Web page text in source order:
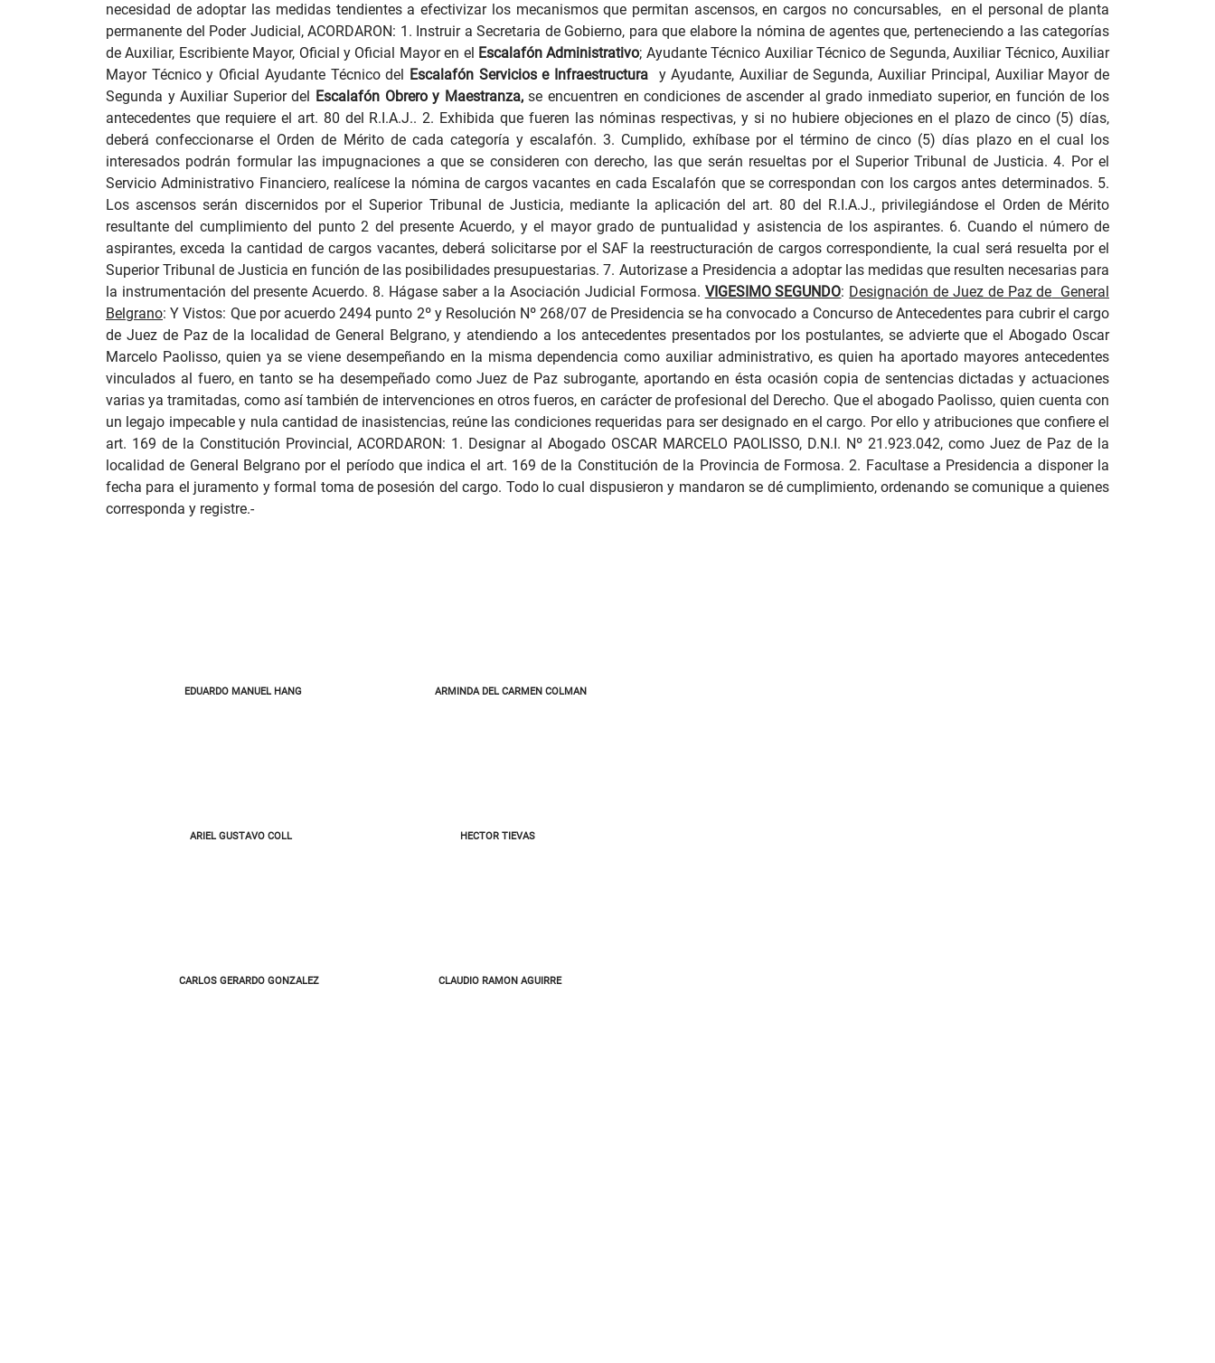
necesidad de adoptar las medidas tendientes a efectivizar los mecanismos que permitan ascensos, en cargos no concursables,
en el personal de planta
permanente del Poder Judicial, ACORDARON: 1. Instruir a Secretaria de Gobierno, para que elabore la nómina de agentes que, perteneciendo a las categorías
de Auxiliar, Escribiente Mayor, Oficial y Oficial Mayor en el Escalafón Administrativo; Ayudante Técnico Auxiliar Técnico de Segunda, Auxiliar Técnico, Auxiliar
Mayor Técnico y Oficial Ayudante Técnico del Escalafón Servicios e Infraestructura
y Ayudante, Auxiliar de Segunda, Auxiliar Principal, Auxiliar Mayor de
Segunda y Auxiliar Superior del Escalafón Obrero y Maestranza,se encuentren en condiciones de ascender al grado inmediato superior, en función de los
antecedentes que requiere el art. 80 del R.I.A.J.. 2. Exhibida que fueren las nóminas respectivas, y si no hubiere objeciones en el plazo de cinco (5) días,
deberá confeccionarse el Orden de Mérito de cada categoría y escalafón. 3. Cumplido, exhíbase por el término de cinco (5) días plazo en el cual los
interesados podrán formular las impugnaciones a que se consideren con derecho, las que serán resueltas por el Superior Tribunal de Justicia. 4. Por el
Servicio Administrativo Financiero, realícese la nómina de cargos vacantes en cada Escalafón que se correspondan con los cargos antes determinados. 5.
Los ascensos serán discernidos por el Superior Tribunal de Justicia, mediante la aplicación del art. 80 del R.I.A.J., privilegiándose el Orden de Mérito
resultante del cumplimiento del punto 2 del presente Acuerdo, y el mayor grado de puntualidad y asistencia de los aspirantes. 6. Cuando el número de
aspirantes, exceda la cantidad de cargos vacantes, deberá solicitarse por el SAF la reestructuración de cargos correspondiente, la cual será resuelta por el
Superior Tribunal de Justicia en función de las posibilidades presupuestarias. 7. Autorizase a Presidencia a adoptar las medidas que resulten necesarias para
la instrumentación del presente Acuerdo. 8. Hágase saber a la Asociación Judicial Formosa. VIGESIMO SEGUNDO: Designación de Juez de Paz de General
Belgrano: Y Vistos: Que por acuerdo 2494 punto 2º y Resolución Nº 268/07 de Presidencia se ha convocado a Concurso de Antecedentes para cubrir el cargo
de Juez de Paz de la localidad de General Belgrano, y atendiendo a los antecedentes presentados por los postulantes, se advierte que el Abogado Oscar
Marcelo Paolisso, quien ya se viene desempeñando en la misma dependencia como auxiliar administrativo, es quien ha aportado mayores antecedentes
vinculados al fuero, en tanto se ha desempeñado como Juez de Paz subrogante, aportando en ésta ocasión copia de sentencias dictadas y actuaciones
varias ya tramitadas, como así también de intervenciones en otros fueros, en carácter de profesional del Derecho. Que el abogado Paolisso, quien cuenta con
un legajo impecable y nula cantidad de inasistencias, reúne las condiciones requeridas para ser designado en el cargo. Por ello y atribuciones que confiere el
art. 169 de la Constitución Provincial, ACORDARON: 1. Designar al Abogado OSCAR MARCELO PAOLISSO, D.N.I. Nº 21.923.042, como Juez de Paz de la
localidad de General Belgrano por el período que indica el art. 169 de la Constitución de la Provincia de Formosa. 2. Facultase a Presidencia a disponer la
fecha para el juramento y formal toma de posesión del cargo. Todo lo cual dispusieron y mandaron se dé cumplimiento, ordenando se comunique a quienes
corresponda y registre.-
EDUARDO MANUEL HANG ARMINDA DEL CARMEN COLMAN
ARIEL GUSTAVO COLL HECTOR TIEVAS
CARLOS GERARDO GONZALEZ CLAUDIO RAMON AGUIRRE